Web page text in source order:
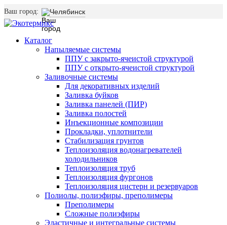
Ваш город: Челябинск
Каталог
Напыляемые системы
ППУ с закрыто-ячеистой структурой
ППУ с открыто-ячеистой структурой
Заливочные системы
Для декоративных изделий
Заливка буйков
Заливка панелей (ПИР)
Заливка полостей
Инъекционные композиции
Прокладки, уплотнители
Стабилизация грунтов
Теплоизоляция водонагревателей
холодильников
Теплоизоляция труб
Теплоизоляция фургонов
Теплоизоляция цистерн и резервуаров
Полиолы, полиэфиры, преполимеры
Преполимеры
Сложные полиэфиры
Эластичные и интегральные системы